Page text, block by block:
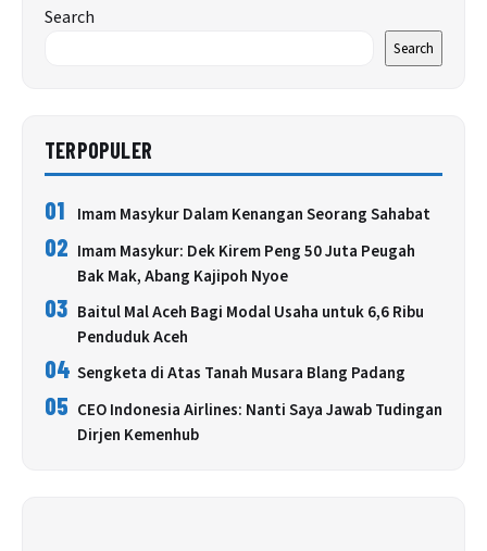
Search
Search
TERPOPULER
01 Imam Masykur Dalam Kenangan Seorang Sahabat
02 Imam Masykur: Dek Kirem Peng 50 Juta Peugah
Bak Mak, Abang Kajipoh Nyoe
03 Baitul Mal Aceh Bagi Modal Usaha untuk 6,6 Ribu
Penduduk Aceh
04 Sengketa di Atas Tanah Musara Blang Padang
05 CEO Indonesia Airlines: Nanti Saya Jawab Tudingan
Dirjen Kemenhub